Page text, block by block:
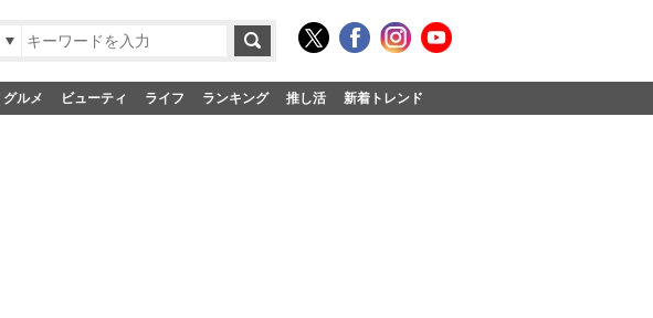
グルメ ビューティ ライフ ランキング 推し活 新着トレンド